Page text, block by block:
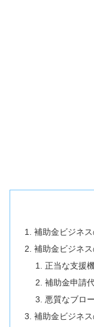
補助金ビジネ
補助金ビジネ
正当な支援
補助金申請
悪質なブロ
補助金ビジネス